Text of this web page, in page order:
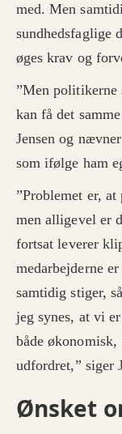
med. Men
sundhedsfaglige
øges krav og
”Men politikerne
kan få det
Jensen og
som ifølge ham
”Problemet er,
men alligevel er
fortsat leverer
medarbejderne
samtidig stiger,
jeg synes, at vi
både
udfordret,” siger
Ønsket